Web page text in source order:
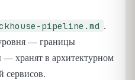
pipeline.md .
— границы
— хранят в архитектурном
сервисов.